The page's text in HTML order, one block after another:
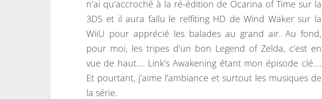
N
S
C
E
T
A
n’ai qu’accroché à la ré-édition de Ocarina of Time sur la
3DS et il aura fallu le relfiting HD de Wind Waker sur la
WiiU pour apprécié les balades au grand air. Au fond,
pour moi, les tripes d’un bon Legend of Zelda, c’est en
vue de haut…. Link’s Awakening étant mon épisode clé….
Et pourtant, j’aime l’ambiance et surtout les musiques de
la série.